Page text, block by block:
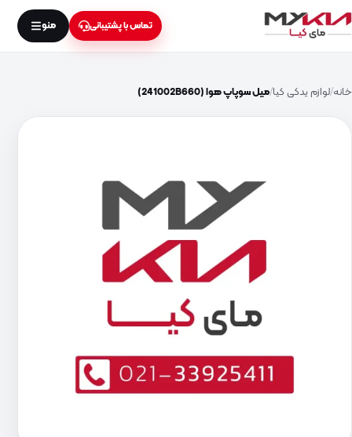
تماس با پشتیبانی منو
خانه لوازم یدکی کیا میل سوپاپ هوا (241002B660)